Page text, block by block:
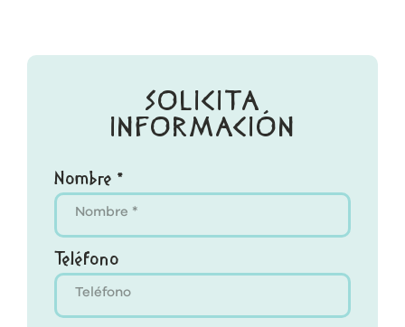
SOLICITA
INFORMACIÓN
Nombre *
Teléfono